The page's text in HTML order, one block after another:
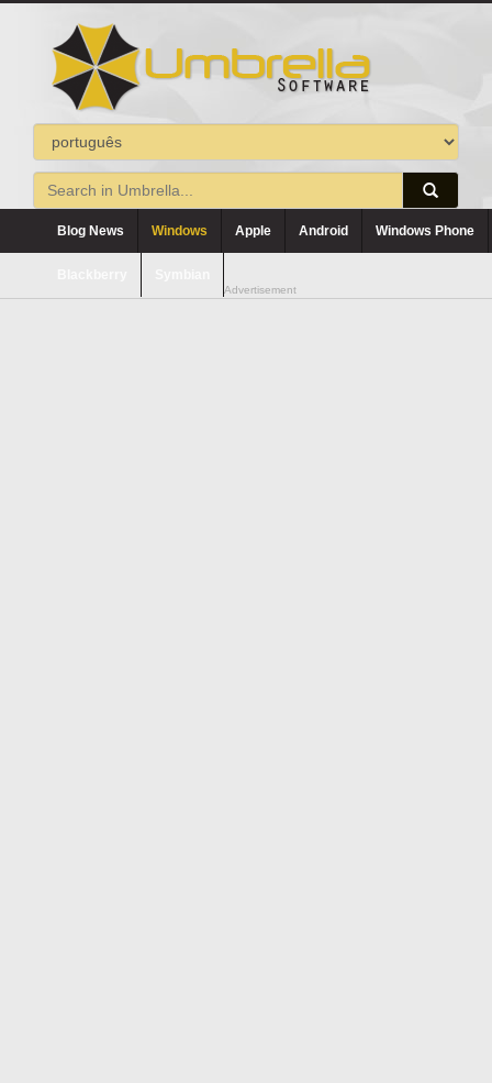
Blog News Windows Apple Android Windows Phone
Advertisement